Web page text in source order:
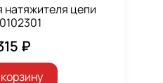
цепи
₽